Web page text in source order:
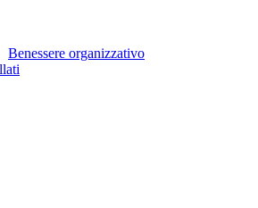
Benessere organizzativo